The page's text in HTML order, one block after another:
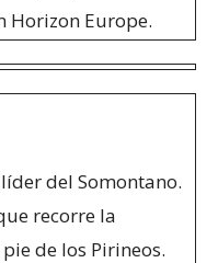
Horizon Europe.
del Somontano.
recorre la
de los Pirineos.